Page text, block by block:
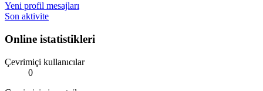
Yeni profil mesajları
Son aktivite
Online istatistikleri
Çevrimiçi kullanıcılar
0